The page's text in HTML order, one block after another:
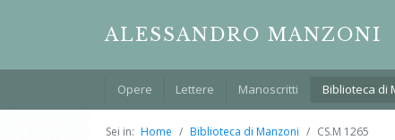
ALESSANDRO MANZONI
Opere Lettere Manoscritti Biblioteca di
Sei in: Home Biblioteca di Manzoni CS.M 1265